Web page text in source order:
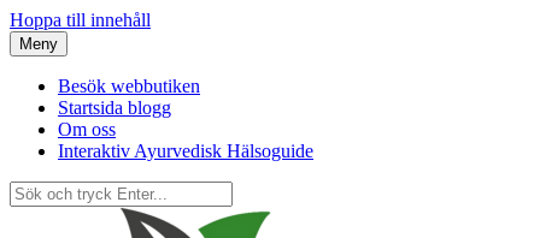
Hoppa till innehåll
Meny
Besök webbutiken
Startsida blogg
Om oss
Interaktiv Ayurvedisk Hälsoguide